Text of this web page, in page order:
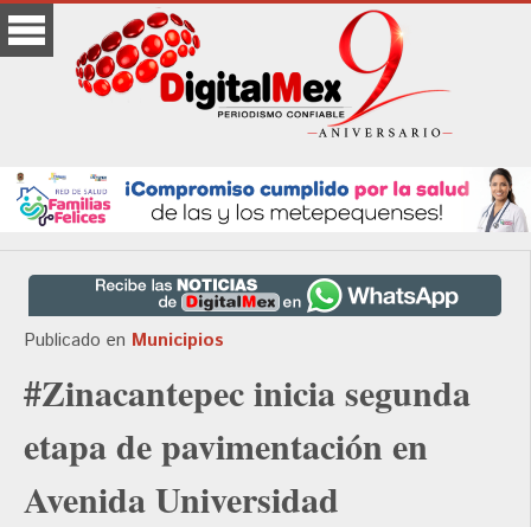
Publicado en Municipios
#Zinacantepec inicia segunda
etapa de pavimentación en
Avenida Universidad